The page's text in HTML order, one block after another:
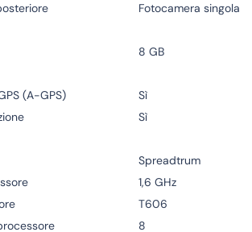
Fotocamera singola
8 GB
(A-GPS)
Sì
Sì
Spreadtrum
1,6 GHz
T606
8